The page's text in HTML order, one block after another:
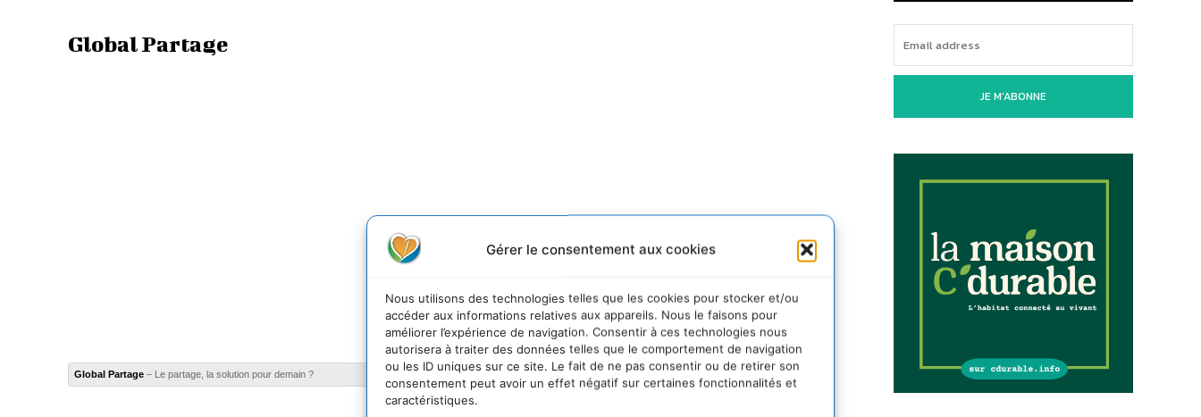
Gérer le consentement aux cookies
Nous utilisons des technologies telles que les cookies pour stocker et/ou
accéder aux informations relatives aux appareils. Nous le faisons pour
améliorer l’expérience de navigation. Consentir à ces technologies nous
autorisera à traiter des données telles que le comportement de navigation
ou les ID uniques sur ce site. Le fait de ne pas consentir ou de retirer son
consentement peut avoir un effet négatif sur certaines fonctionnalités et
caractéristiques.
Global Partage
Global Partage – Le partage, la solution pour demain ?
JE M'ABONNE